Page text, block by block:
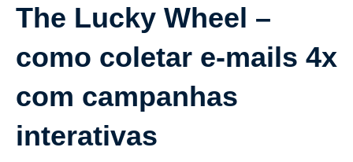
The Lucky Wheel –
como coletar e-mails 4x
com campanhas
interativas